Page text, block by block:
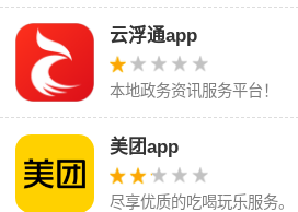
云浮通app
本地政务资讯服务平台！
美团app
尽享优质的吃喝玩乐服务。